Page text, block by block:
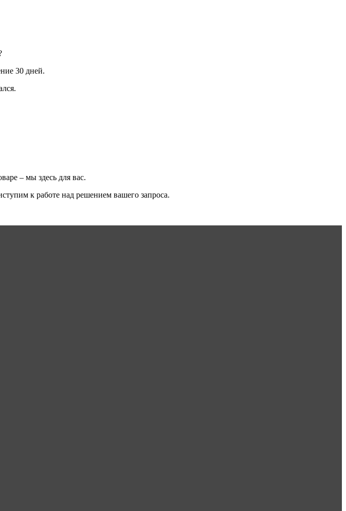
30 дней.
– мы здесь для вас.
к работе над решением вашего запроса.